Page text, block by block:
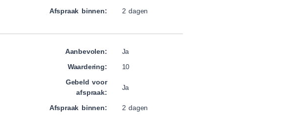
Afspraak binnen: 2 dagen
Aanbevolen:
Ja
Waardering:
10
Gebeld voor
afspraak:
Ja
Afspraak binnen: 2 dagen